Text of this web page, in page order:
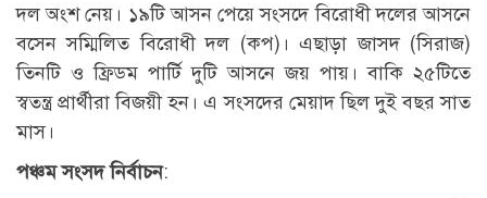
দল অংশ নেয়। ১৯টি আসন পেয়ে সংসদে বিরোধী দলের আসনে
বসেন সম্মিলিত বিরোধী দল (কপ)। এছাড়া জাসদ (সিরাজ)
তিনটি ও ফ্রিডম পার্টি দুটি আসনে জয় পায়। বাকি ২৫টিতে
স্বতন্ত্র প্রার্থীরা বিজয়ী হন। এ সংসদের মেয়াদ ছিল দুই বছর সাত
মাস।
পঞ্চম সংসদ নির্বাচন: